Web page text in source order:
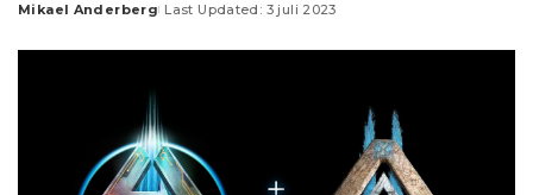
Posted
Mikael Anderberg Last Updated: 3 juli 2023